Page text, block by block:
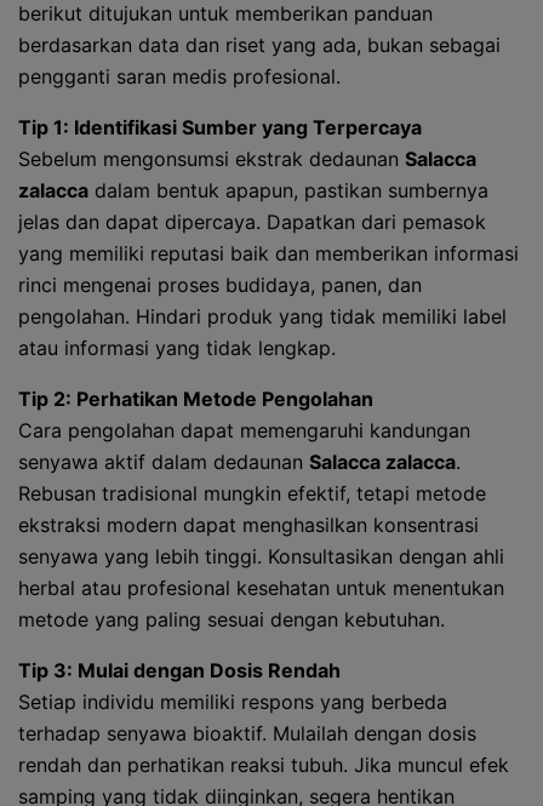
berikut ditujukan untuk memberikan panduan
berdasarkan data dan riset yang ada, bukan sebagai
pengganti saran medis profesional.
Tip 1: Identifikasi Sumber yang Terpercaya
Sebelum mengonsumsi ekstrak dedaunan Salacca
zalacca dalam bentuk apapun, pastikan sumbernya
jelas dan dapat dipercaya. Dapatkan dari pemasok
yang memiliki reputasi baik dan memberikan informasi
rinci mengenai proses budidaya, panen, dan
pengolahan. Hindari produk yang tidak memiliki label
atau informasi yang tidak lengkap.
Tip 2: Perhatikan Metode Pengolahan
Cara pengolahan dapat memengaruhi kandungan
senyawa aktif dalam dedaunan Salacca zalacca.
Rebusan tradisional mungkin efektif, tetapi metode
ekstraksi modern dapat menghasilkan konsentrasi
senyawa yang lebih tinggi. Konsultasikan dengan ahli
herbal atau profesional kesehatan untuk menentukan
metode yang paling sesuai dengan kebutuhan.
Tip 3: Mulai dengan Dosis Rendah
Setiap individu memiliki respons yang berbeda
terhadap senyawa bioaktif. Mulailah dengan dosis
rendah dan perhatikan reaksi tubuh. Jika muncul efek
samping yang tidak diinginkan, segera hentikan